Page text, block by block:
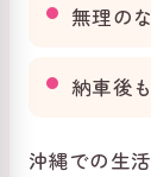
無理の
納車後
沖縄での生